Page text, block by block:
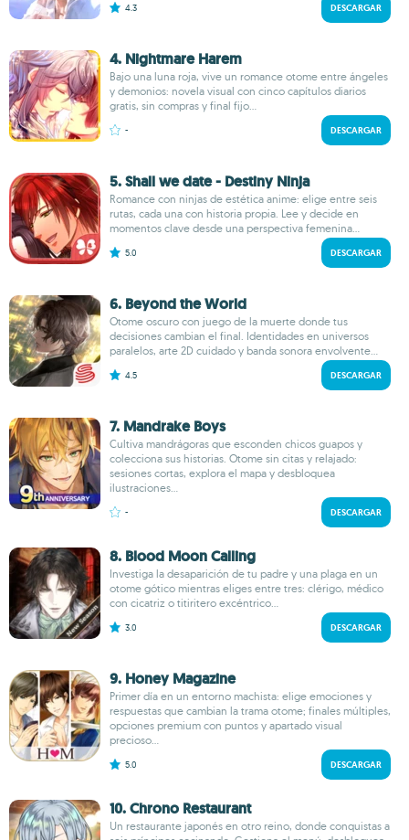
4.3 DESCARGAR
4. Nightmare Harem
Bajo una luna roja, vive un romance otome entre ángeles
y demonios: novela visual con cinco capítulos diarios
gratis, sin compras y final fijo...
- DESCARGAR
5. Shall we date - Destiny Ninja
Romance con ninjas de estética anime: elige entre seis
rutas, cada una con historia propia. Lee y decide en
momentos clave desde una perspectiva femenina...
5.0 DESCARGAR
6. Beyond the World
Otome oscuro con juego de la muerte donde tus
decisiones cambian el final. Identidades en universos
paralelos, arte 2D cuidado y banda sonora envolvente...
4.5 DESCARGAR
7. Mandrake Boys
Cultiva mandrágoras que esconden chicos guapos y
colecciona sus historias. Otome sin citas y relajado:
sesiones cortas, explora el mapa y desbloquea
ilustraciones...
- DESCARGAR
8. Blood Moon Calling
Investiga la desaparición de tu padre y una plaga en un
otome gótico mientras eliges entre tres: clérigo, médico
con cicatriz o titiritero excéntrico...
3.0 DESCARGAR
9. Honey Magazine
Primer día en un entorno machista: elige emociones y
respuestas que cambian la trama otome; finales múltiples,
opciones premium con puntos y apartado visual
precioso...
5.0 DESCARGAR
10. Chrono Restaurant
Un restaurante japonés en otro reino, donde conquistas a